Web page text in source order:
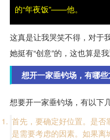
的“年夜饭”——他。
这真是让我哭笑不得，对于
她挺有“创意”的，这也算是
想开一家垂钓场，有哪
想要开一家垂钓场，有以下
首先，要确定好位置。是
是需要考虑的因素。如果